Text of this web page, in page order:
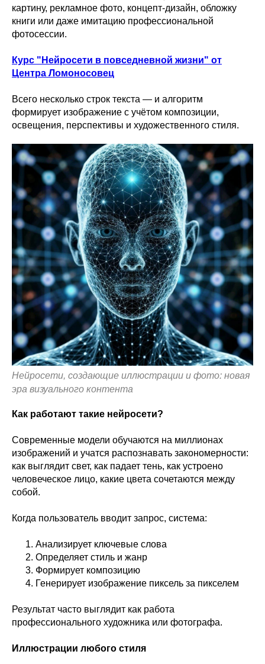
картину, рекламное фото, концепт-дизайн, обложку
книги или даже имитацию профессиональной
фотосессии.
Курс "Нейросети в повседневной жизни" от
Центра Ломоносовец
Всего несколько строк текста — и алгоритм
формирует изображение с учётом композиции,
освещения, перспективы и художественного стиля.
Нейросети, создающие иллюстрации и фото: новая
эра визуального контента
Как работают такие нейросети?
Современные модели обучаются на миллионах
изображений и учатся распознавать закономерности:
как выглядит свет, как падает тень, как устроено
человеческое лицо, какие цвета сочетаются между
собой.
Когда пользователь вводит запрос, система:
Анализирует ключевые слова
Определяет стиль и жанр
Формирует композицию
Генерирует изображение пиксель за пикселем
Результат часто выглядит как работа
профессионального художника или фотографа.
Иллюстрации любого стиля